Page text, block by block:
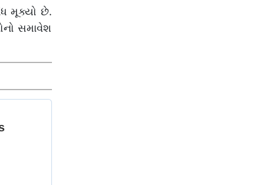
મૂક્યો છે.
સમાવેશ